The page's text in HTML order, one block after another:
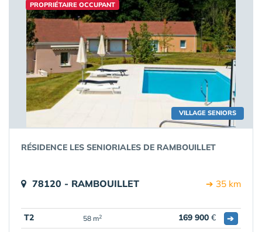
VILLAGE SENIORS
PROPRIÉTAIRE OCCUPANT
RÉSIDENCE LES SENIORIALES DE RAMBOUILLET
78120 - RAMBOUILLET ➔ 35 km
T2 58 m2 169 900 € ➔